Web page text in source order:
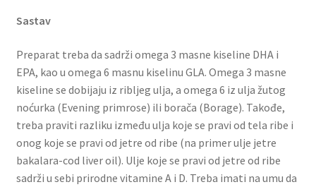
Sastav
Preparat treba da sadrži omega 3 masne kiseline DHA i
EPA, kao u omega 6 masnu kiselinu GLA. Omega 3 masne
kiseline se dobijaju iz ribljeg ulja, a omega 6 iz ulja žutog
noćurka (Evening primrose) ili borača (Borage). Takođe,
treba praviti razliku između ulja koje se pravi od tela ribe i
onog koje se pravi od jetre od ribe (na primer ulje jetre
bakalara-cod liver oil). Ulje koje se pravi od jetre od ribe
sadrži u sebi prirodne vitamine A i D. Treba imati na umu da